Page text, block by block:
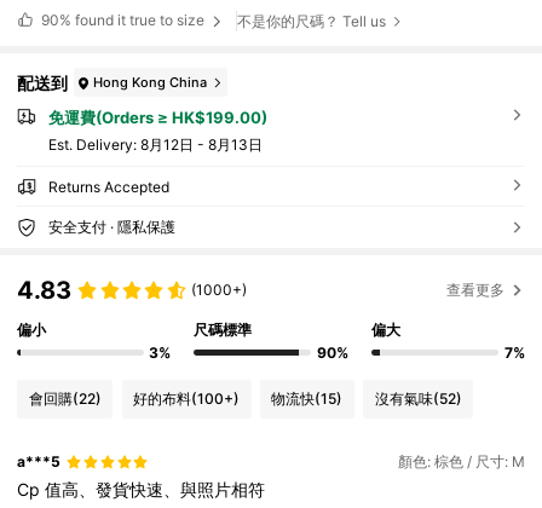
90% found it true to size 不是你的尺碼？ Tell us
配送到 Hong Kong China
免運費(Orders ≥ HK$199.00)
​Est. Delivery: 8月12日 - 8月13日
Returns Accepted
安全支付 · 隱私保護
4.83 (1000+) 查看更多
偏小
3%
尺碼標準
90%
偏大
7%
會回購(22) 好的布料(100+) 物流快(15) 沒有氣味(52)
a***5 顏色: 棕色 / 尺寸: M
Cp值高、發貨快速、與照片相符